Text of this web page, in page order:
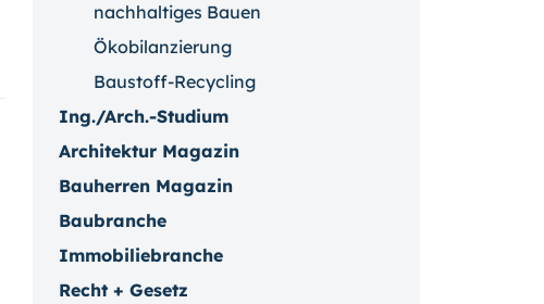
nachhaltiges Bauen
Ökobilanzierung
Baustoff-Recycling
Ing./Arch.-Studium
Architektur Magazin
Bauherren Magazin
Baubranche
Immobiliebranche
Recht + Gesetz